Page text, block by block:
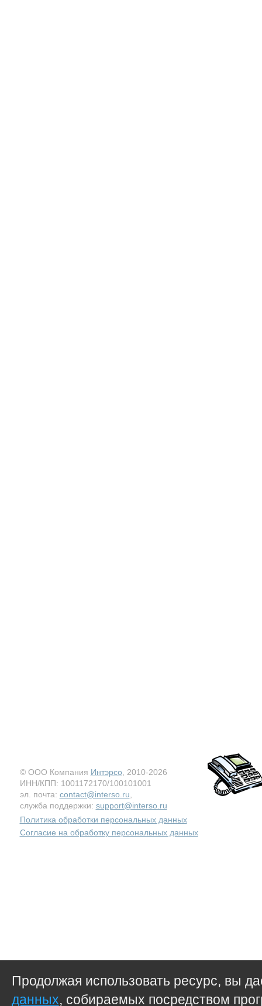
© ООО Компания Интэрсо , 2010-2026
ИНН/КПП: 1001172170/100101001
эл. почта: contact@interso.ru
служба поддержки: support@interso.ru
Политика обработки персональных данных
Согласие на обработку персональных данных
Продолжая использовать ресурс, вы
данных, собираемых посредством